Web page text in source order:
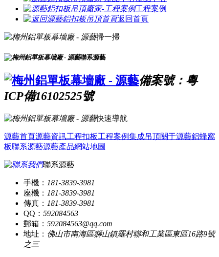
工程案例
返回首頁
掃一掃
聯系源藝
備案號：粵
ICP備16102525號
快速導航
源藝首頁源藝資訊工程扣板工程案例集成吊頂關于源藝鋁蜂窩
板聯系源藝源藝產品網站地圖
聯系源藝
手機： 181-3839-3981
座機： 181-3839-3981
傳真： 181-3839-3981
QQ： 592084563
郵箱： 592084563@qq.com
地址： 佛山市南海區獅山鎮羅村聯和工業區東區16路9號
之三